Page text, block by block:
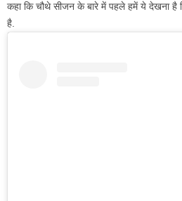
कहा कि चौथे सीजन के बारे में पहले हमें ये देखना है
है.